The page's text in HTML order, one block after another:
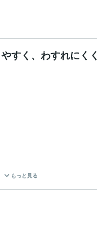
すく、わすれにく
もっと見る